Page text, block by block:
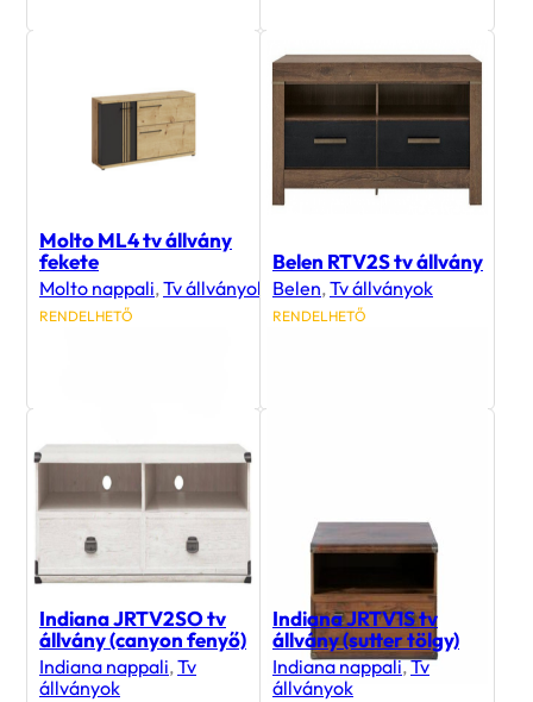
Molto ML4 tv állvány
fekete
Molto nappali,Tv állványok
RENDELHETŐ
Belen RTV2S tv állvány
Belen,Tv állványok
RENDELHETŐ
Indiana JRTV2SO tv
állvány (canyon fenyő)
Indiana nappali,Tv
állványok
Indiana JRTV1S tv
állvány (sutter tölgy)
Indiana nappali,Tv
állványok